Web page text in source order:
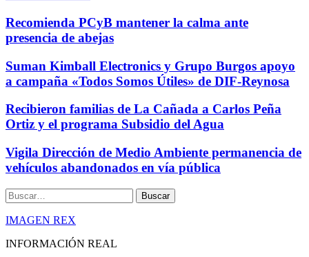
Recomienda PCyB mantener la calma ante
presencia de abejas
Suman Kimball Electronics y Grupo Burgos apoyo
a campaña «Todos Somos Útiles» de DIF-Reynosa
Recibieron familias de La Cañada a Carlos Peña
Ortiz y el programa Subsidio del Agua
Vigila Dirección de Medio Ambiente permanencia de
vehículos abandonados en vía pública
Buscar
IMAGEN REX
INFORMACIÓN REAL